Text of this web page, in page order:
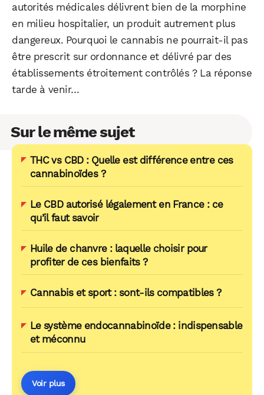
autorités médicales délivrent bien de la morphine
en milieu hospitalier, un produit autrement plus
dangereux. Pourquoi le cannabis ne pourrait-il pas
être prescrit sur ordonnance et délivré par des
établissements étroitement contrôlés ? La réponse
tarde à venir…
Sur le même sujet
THC vs CBD : Quelle est différence entre ces
cannabinoïdes ?
Le CBD autorisé légalement en France : ce
qu’il faut savoir
Huile de chanvre : laquelle choisir pour
profiter de ces bienfaits ?
Cannabis et sport : sont-ils compatibles ?
Le système endocannabinoïde : indispensable
et méconnu
Voir plus